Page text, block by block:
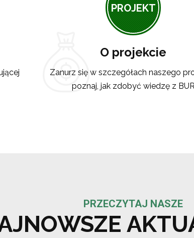
PROJEKT
O projekcie
Zanurz się w szczegółach naszego
poznaj, jak zdobyć wiedzę z BUR
PRZECZYTAJ NASZE